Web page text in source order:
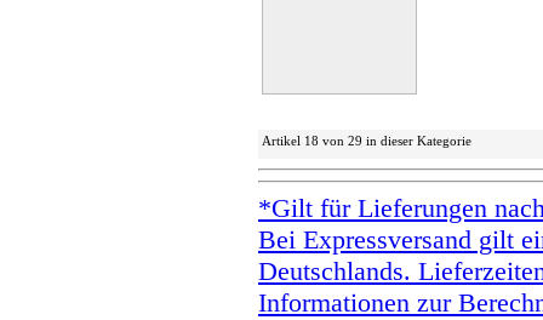
Artikel 18 von 29 in dieser Kategorie
*Gilt für Lieferungen
Bei Expressversand gilt
Deutschlands.
Informationen zur